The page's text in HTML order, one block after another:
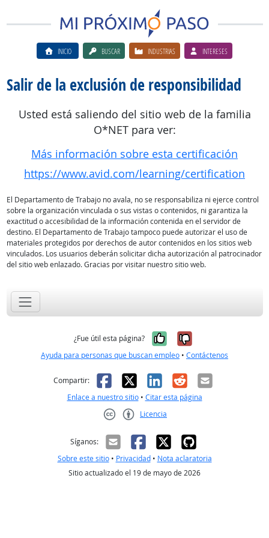
INICIO BUSCAR INDUSTRIAS INTERESES
Salir de la exclusión de responsibilidad
Usted está saliendo del sitio web de la familia
O*NET para ver:
Más información sobre esta certificación
https://www.avid.com/learning/certification
El Departamento de Trabajo no avala, no se responsabiliza ni ejerce control
sobre la organización vinculada o sus vistas o contenidos, ni garantiza la
exactitud o accesibilidad de la información contenida en el servidor de
destino. El Departamento de Trabajo tampoco puede autorizar el uso de
materiales protegidos por derechos de autor contenidos en los sitios web
vinculados. Los usuarios deberán solicitar dicha autorización al patrocinador
del sitio web enlazado. Gracias por visitar nuestro sitio web.
¿Fue útil esta página? Sí, fue útil
No, no fue
Ayuda para personas que buscan empleo • Contáctenos
Compartir: Facebook
X LinkedIn
RedditCorreo
Enlace a nuestro sitio• Citar esta página
Licencia
Síganos:
Sobre este sitio• Privacidad• Nota aclaratoria
Sitio actualizado el 19 de mayo de 2026